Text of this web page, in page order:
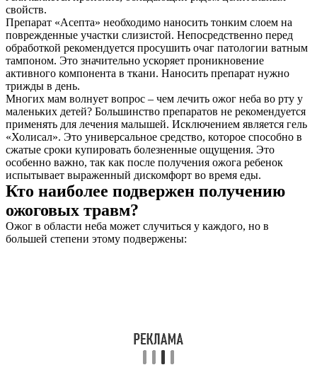
свойств.
Препарат «Асепта» необходимо наносить тонким слоем на
поврежденные участки слизистой. Непосредственно перед
обработкой рекомендуется просушить очаг патологии ватным
тампоном. Это значительно ускоряет проникновение
активного компонента в ткани. Наносить препарат нужно
трижды в день.
Многих мам волнует вопрос – чем лечить ожог неба во рту у
маленьких детей? Большинство препаратов не рекомендуется
применять для лечения малышей. Исключением является гель
«Холисал». Это универсальное средство, которое способно в
сжатые сроки купировать болезненные ощущения. Это
особенно важно, так как после получения ожога ребенок
испытывает выраженный дискомфорт во время еды.
Кто наиболее подвержен получению
ожоговых травм?
Ожог в области неба может случиться у каждого, но в
большей степени этому подвержены: